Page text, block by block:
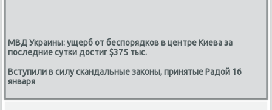
МВД Украины: ущерб от беспорядков в центре Киева за
последние сутки достиг $375 тыс.
Вступили в силу скандальные законы, принятые Радой 16
января